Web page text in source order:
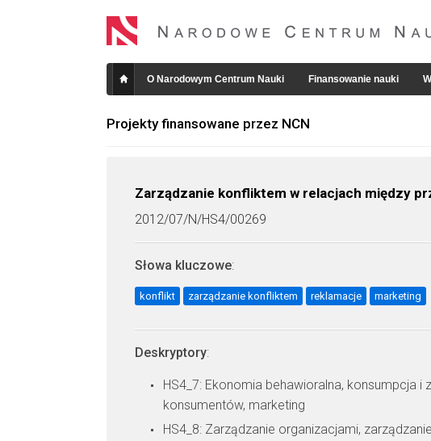
O Narodowym Centrum Nauki Finansowanie nauki
Projekty finansowane przez NCN
Zarządzanie konfliktem w relacjach między
2012/07/N/HS4/00269
Słowa kluczowe:
konflikt zarządzanie konfliktem reklamacje marketing
Deskryptory:
HS4_7: Ekonomia behawioralna, konsumpcja i
konsumentów, marketing
HS4_8: Zarządzanie organizacjami,